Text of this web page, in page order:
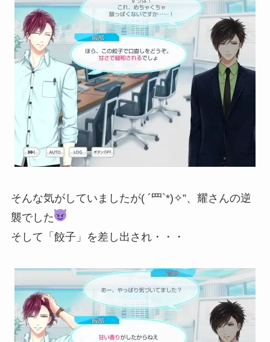
そんな気がしていましたが( ´罒`*)✧”、耀さんの逆
襲でした
そして「餃子」を差し出され・・・